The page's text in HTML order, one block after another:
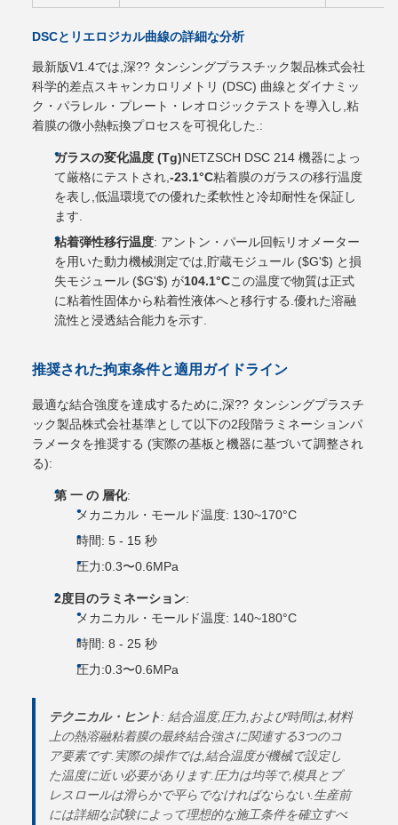
DSCとリエロジカル曲線の詳細な分析
最新版V1.4では,深?? タンシングプラスチック製品株式会社
科学的差点スキャンカロリメトリ (DSC) 曲線とダイナミッ
ク・パラレル・プレート・レオロジックテストを導入し,粘
着膜の微小熱転換プロセスを可視化した.:
ガラスの変化温度 (Tg)NETZSCH DSC 214 機器によっ
て厳格にテストされ, -23.1°C粘着膜のガラスの移行温度
を表し,低温環境での優れた柔軟性と冷却耐性を保証し
ます.
粘着弾性移行温度: アントン・パール回転リオメーター
を用いた動力機械測定では,貯蔵モジュール ($G'$) と損
失モジュール ($G'$) が104.1°Cこの温度で物質は正式
に粘着性固体から粘着性液体へと移行する.優れた溶融
流性と浸透結合能力を示す.
推奨された拘束条件と適用ガイドライン
最適な結合強度を達成するために,深?? タンシングプラスチ
ック製品株式会社基準として以下の2段階ラミネーションパ
ラメータを推奨する (実際の基板と機器に基づいて調整され
る):
第 一 の 層化:
メカニカル・モールド温度: 130~170°C
時間: 5 - 15 秒
圧力:0.3〜0.6MPa
2度目のラミネーション:
メカニカル・モールド温度: 140~180°C
時間: 8 - 25 秒
圧力:0.3〜0.6MPa
テクニカル・ヒント : 結合温度,圧力,および時間は,材料
上の熱溶融粘着膜の最終結合強さに関連する3つのコ
ア要素です.実際の操作では,結合温度が機械で設定し
た温度に近い必要があります.圧力は均等で,模具とプ
レスロールは滑らかで平らでなければならない.生産前
には詳細な試験によって理想的な施工条件を確立すべ